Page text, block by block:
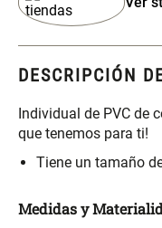
DESCRIPCIÓN
Individual de PVC de
que tenemos para ti!
Tiene un tamaño
Medidas y
S/ 349.00
Set Sábanas Algodón satín
Hilos
S/ 169.00S/ 118.00
Canasto Ropa Bambú